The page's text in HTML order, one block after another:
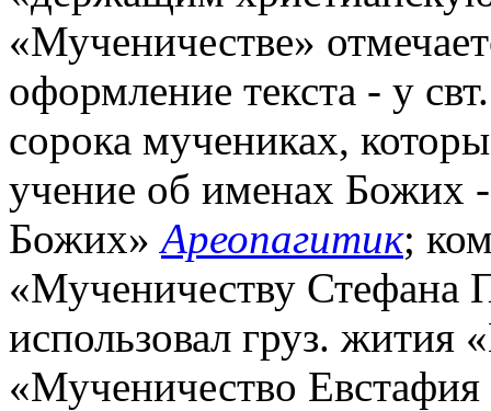
«Мученичестве»
оформление текста - у
сорока мучениках,
учение об именах Божих
Божих»Ареопагитик;
«Мученичеству Стефана
использовал груз.
«Мученичество